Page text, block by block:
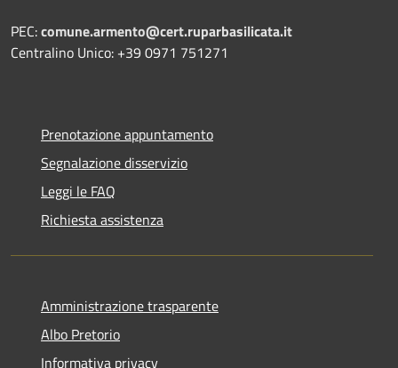
PEC:comune.armento@cert.ruparbasilicata.it
Centralino Unico: +39 0971 751271
Prenotazione appuntamento
Segnalazione disservizio
Leggi le FAQ
Richiesta assistenza
Amministrazione trasparente
Albo Pretorio
Informativa privacy